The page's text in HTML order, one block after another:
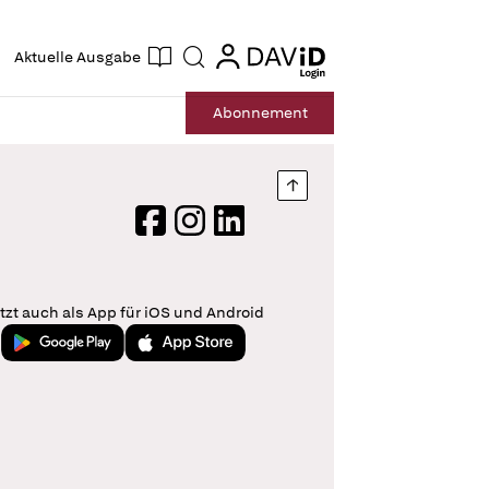
Aktuelle Ausgabe Suche login
login
Abonnement
Nach oben springen
FacebookInstagram
LinkedIn
auch als App für iOS und Android
Jetzt bei Google PlayLaden im App Store